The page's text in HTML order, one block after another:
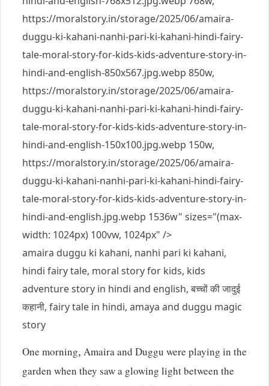
https://moralstory.in/storage/2025/06/amaira-
duggu-ki-kahani-nanhi-pari-ki-kahani-hindi-fairy-
tale-moral-story-for-kids-kids-adventure-story-in-
hindi-and-english-850x567.jpg.webp 850w,
https://moralstory.in/storage/2025/06/amaira-
duggu-ki-kahani-nanhi-pari-ki-kahani-hindi-fairy-
tale-moral-story-for-kids-kids-adventure-story-in-
hindi-and-english-150x100.jpg.webp 150w,
https://moralstory.in/storage/2025/06/amaira-
duggu-ki-kahani-nanhi-pari-ki-kahani-hindi-fairy-
tale-moral-story-for-kids-kids-adventure-story-in-
hindi-and-english.jpg.webp 1536w" sizes="(max-
width: 1024px) 100vw, 1024px" />
amaira duggu ki kahani, nanhi pari ki kahani,
hindi fairy tale, moral story for kids, kids
adventure story in hindi and english, बच्चों की जादुई
कहानी, fairy tale in hindi, amaya and duggu magic
story
One morning, Amaira and Duggu were playing in the
garden when they saw a glowing light between the